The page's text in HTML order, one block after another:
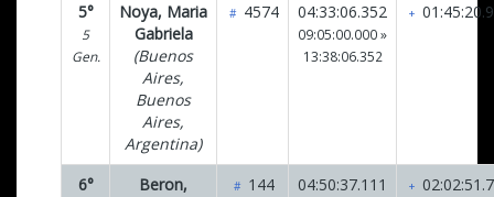
5°
5
Gen.
Noya, Maria
Gabriela
(Buenos
Aires,
Buenos
Aires,
Argentina)
# 4574 04:33:06.352
09:05:00.000 »
13:38:06.352
+
6°
Beron,
# 144 04:50:37.111 +